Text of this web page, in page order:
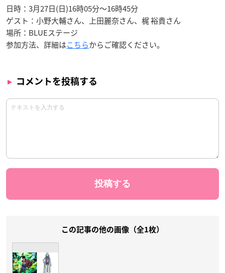
日時：3月27日(日)16時05分～16時45分
ゲスト：小野大輔さん、上田麗奈さん、梶 裕貴さん
場所：BLUEステージ
参加方法、詳細はこちらからご確認ください。
コメントを投稿する
この記事の他の画像（全1枚）